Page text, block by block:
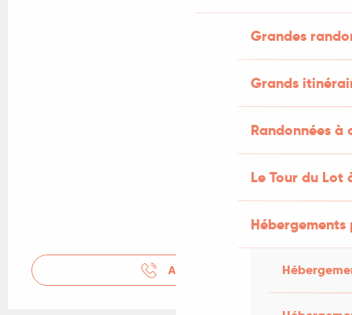
Grandes
Grands
Randonnées
Le Tour du Lot
APPELER